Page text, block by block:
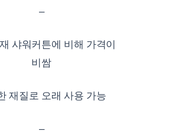
–
샤워커튼에 비해 가격이
비쌈
재질로 오래 사용 가능
–